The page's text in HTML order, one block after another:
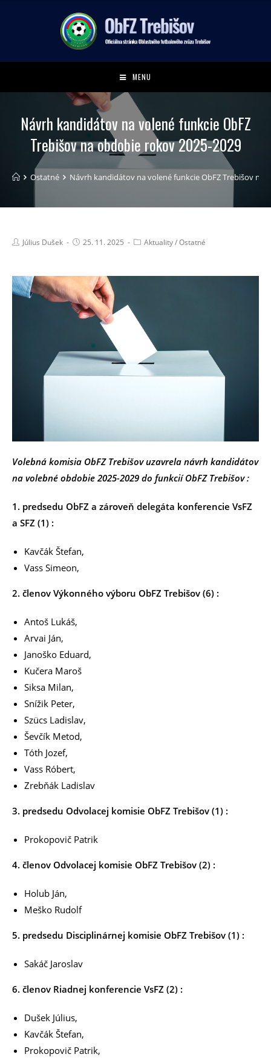
MENU
Návrh kandidátov na volené funkcie ObFZ
Trebišov na obdobie rokov 2025-2029
Ostatné Návrh kandidátov na volené funkcie ObFZ Trebišov na
Július Dušek 25. 11. 2025 Aktuality/Ostatné
Volebná komisia ObFZ Trebišov uzavrela návrh kandidátov
na volebné obdobie 2025-2029 do funkcií ObFZ Trebišov :
1. predsedu ObFZ a zároveň delegáta konferencie VsFZ
a SFZ (1) :
Kavčák Štefan,
Vass Simeon,
2. členov Výkonného výboru ObFZ Trebišov (6) :
Antoš Lukáš,
Arvai Ján,
Janoško Eduard,
Kučera Maroš
Siksa Milan,
Snížik Peter,
Szücs Ladislav,
Ševčík Metod,
Tóth Jozef,
Vass Róbert,
Zrebňák Ladislav
3. predsedu Odvolacej komisie ObFZ Trebišov (1) :
Prokopovič Patrik
4. členov Odvolacej komisie ObFZ Trebišov (2) :
Holub Ján,
Meško Rudolf
5. predsedu Disciplinárnej komisie ObFZ Trebišov (1) :
Sakáč Jaroslav
6. členov Riadnej konferencie VsFZ (2) :
Dušek Július,
Kavčák Štefan,
Prokopovič Patrik,